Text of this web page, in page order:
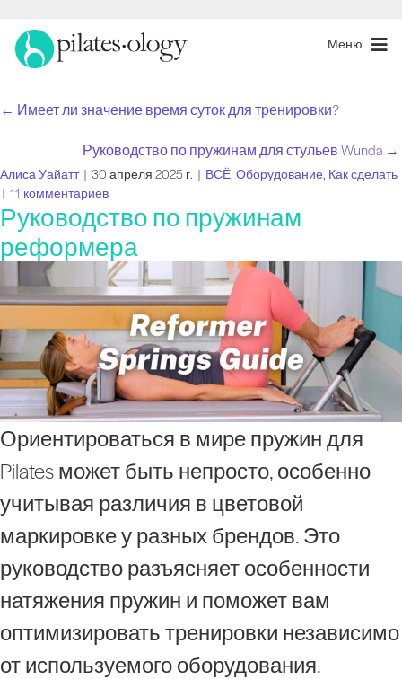
Меню
Навигация
по
постам
← Имеет ли значение время суток для тренировки?
Руководство по пружинам для стульев Wunda →
Алиса Уайатт | 30 апреля 2025 г. | ВСЁ, Оборудование, Как сделать
| 11 комментариев
Руководство по пружинам
реформера
Ориентироваться в мире пружин для
Pilates может быть непросто, особенно
учитывая различия в цветовой
маркировке у разных брендов. Это
руководство разъясняет особенности
натяжения пружин и поможет вам
оптимизировать тренировки независимо
от используемого оборудования.​